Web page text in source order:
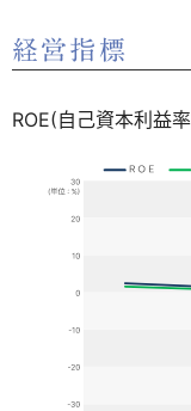
経営指標
ROE(自己資本利益